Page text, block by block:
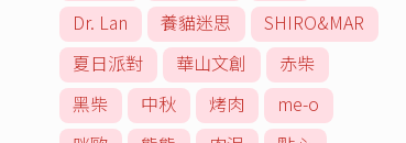
Dr. Lan
養貓迷思
SHIRO&MAR
夏日派對
華山文創
赤柴
黑柴
中秋 烤肉
me-o